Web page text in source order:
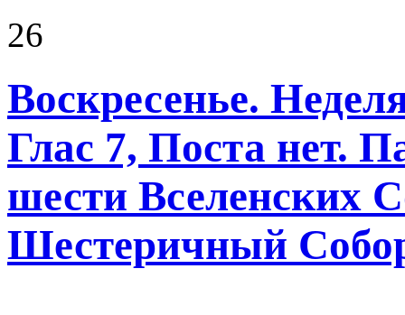
26
Воскресенье.
Глас 7, Поста нет.
шести Вселенских
Шестеричный